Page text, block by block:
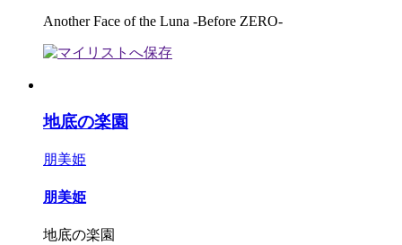
Another Face of the Luna -Before ZERO-
地底の楽園
朋美姫
朋美姫
地底の楽園